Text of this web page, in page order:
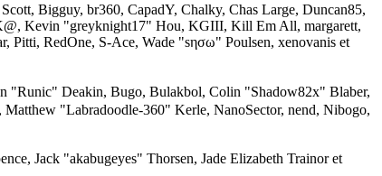
Bigguy, br360, CapadY, Chalky, Chas Large, Duncan85,
Kevin "greyknight17" Hou, KGIII, Kill Em All, margarett,
RedOne, S-Ace, Wade "sησω" Poulsen, xenovanis et
Deakin, Bugo, Bulakbol, Colin "Shadow82x" Blaber,
"Labradoodle-360" Kerle, NanoSector, nend, Nibogo,
Jack "akabugeyes" Thorsen, Jade Elizabeth Trainor et